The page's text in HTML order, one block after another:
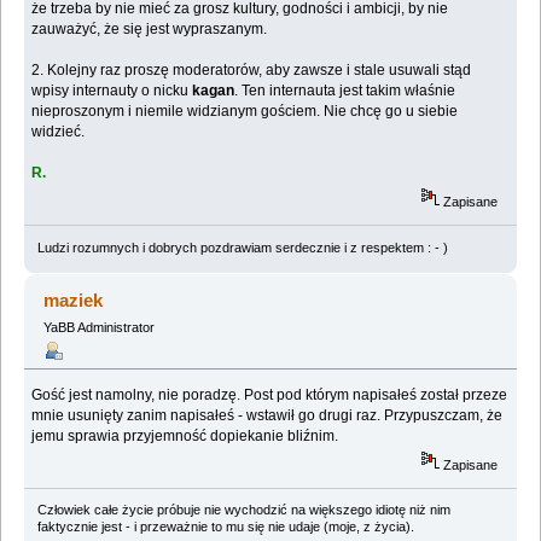
że trzeba by nie mieć za grosz kultury, godności i ambicji, by nie
zauważyć, że się jest wypraszanym.
2. Kolejny raz proszę moderatorów, aby zawsze i stale usuwali stąd
wpisy internauty o nicku kagan. Ten internauta jest takim właśnie
nieproszonym i niemile widzianym gościem. Nie chcę go u siebie
widzieć.
R.
Zapisane
Ludzi rozumnych i dobrych pozdrawiam serdecznie i z respektem : - )
maziek
YaBB Administrator
Gość jest namolny, nie poradzę. Post pod którym napisałeś został przeze
mnie usunięty zanim napisałeś - wstawił go drugi raz. Przypuszczam, że
jemu sprawia przyjemność dopiekanie bliźnim.
Zapisane
Człowiek całe życie próbuje nie wychodzić na większego idiotę niż nim
faktycznie jest - i przeważnie to mu się nie udaje (moje, z życia).